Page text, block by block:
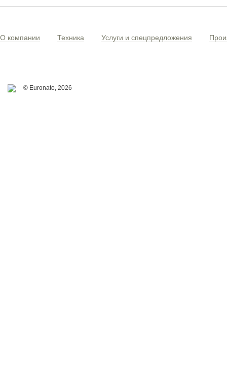
О компании Техника Услуги и спецпредложения
© Euronato, 2026